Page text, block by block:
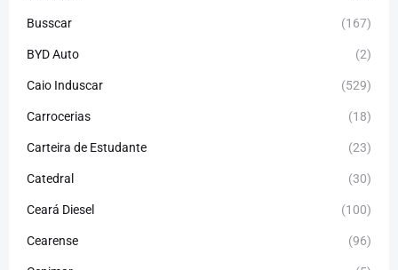
Busscar (167)
BYD Auto (2)
Caio Induscar (529)
Carrocerias (18)
Carteira de Estudante (23)
Catedral (30)
Ceará Diesel (100)
Cearense (96)